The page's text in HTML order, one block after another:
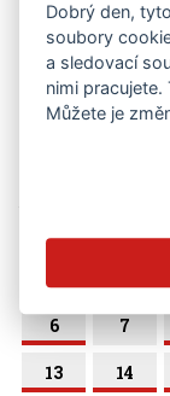
po út
6 7
13 14
Dobrý den,
soubory
a sledovací
nimi
Můžete je